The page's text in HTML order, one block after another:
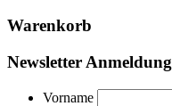
Warenkorb
Newsletter Anmeldung
Vorname